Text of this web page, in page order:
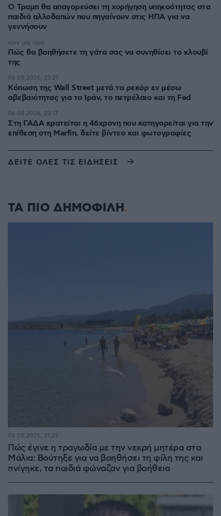
Ο Τραμπ θα απαγορεύσει τη χορήγηση υπηκοότητας στα
παιδιά αλλοδαπών που πηγαίνουν στις ΗΠΑ για να
γεννήσουν
Πώς θα βοηθήσετε τη γάτα σας να συνηθίσει το κλουβί
της
πριν μία ώρα
Κόπωση της Wall Street μετά τα ρεκόρ εν μέσω
αβεβαιότητας για το Ιράν, το πετρέλαιο και τη Fed
06.08.2026, 23:21
Στη ΓΑΔΑ κρατείται η 46χρονη που κατηγορείται για την
επίθεση στη Marfin, δείτε βίντεο και φωτογραφίες
06.08.2026, 23:17
ΔΕΙΤΕ ΟΛΕΣ ΤΙΣ ΕΙΔΗΣΕΙΣ
ΤΑ ΠΙΟ ΔΗΜΟΦΙΛΗ
Πώς έγινε η τραγωδία με την νεκρή μητέρα στα
Μάλια: Βούτηξε για να βοηθήσει τη φίλη της και
πνίγηκε, τα παιδιά φώναζαν για βοήθεια
06.08.2026, 21:23